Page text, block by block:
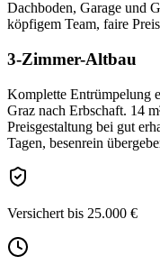
Dachboden, Garage und
köpfigem Team, faire
3-Zimmer-Altbau
Komplette Entrümpelung
Graz nach Erbschaft. 14
Preisgestaltung bei gut
Tagen, besenrein
Versichert bis 25.000 €